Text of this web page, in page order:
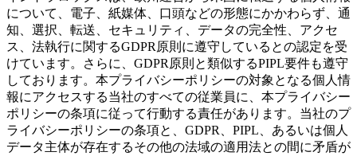
について、電子、紙媒体、口頭などの形態にかかわらず、通
知、選択、転送、セキュリティ、データの完全性、アクセ
ス、法執行に関するGDPR原則に遵守しているとの認定を受
けています。さらに、GDPR原則と類似するPIPL要件も遵守
しております。本プライバシーポリシーの対象となる個人情
報にアクセスする当社のすべての従業員に、本プライバシー
ポリシーの条項に従って行動する責任があります。当社のプ
ライバシーポリシーの条項と、GDPR、PIPL、あるいは個人
データ主体が存在するその他の法域の適用法との間に矛盾が